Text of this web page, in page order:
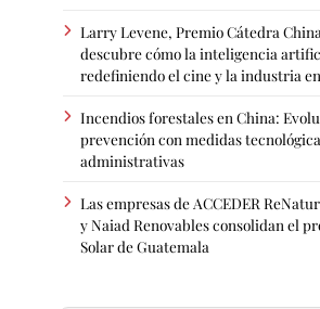
Larry Levene, Premio Cátedra China
descubre cómo la inteligencia
redefiniendo el cine y la industria
Incendios forestales en China:
prevención con medidas
administrativas
Las empresas de ACCEDER
y Naiad Renovables consolidan el
Solar de Guatemala